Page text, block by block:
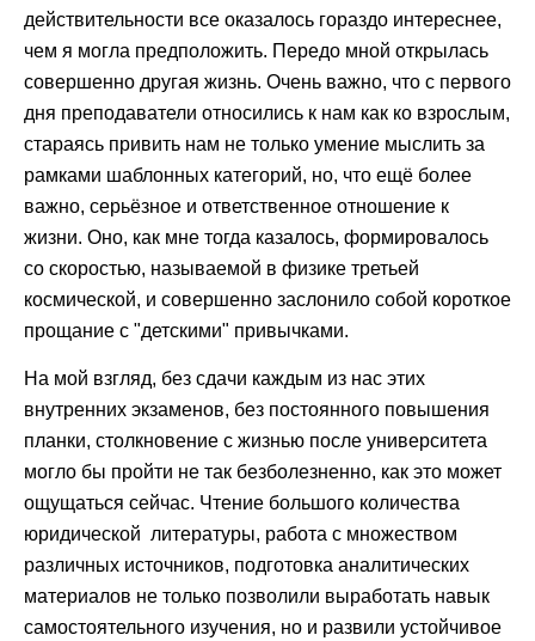
действительности все оказалось гораздо интереснее,
чем я могла предположить. Передо мной открылась
совершенно другая жизнь. Очень важно, что с первого
дня преподаватели относились к нам как ко взрослым,
стараясь привить нам не только умение мыслить за
рамками шаблонных категорий, но, что ещё более
важно, серьёзное и ответственное отношение к
жизни. Оно, как мне тогда казалось, формировалось
со скоростью, называемой в физике третьей
космической, и совершенно заслонило собой короткое
прощание с "детскими" привычками.
На мой взгляд, без сдачи каждым из нас этих
внутренних экзаменов, без постоянного повышения
планки, столкновение с жизнью после университета
могло бы пройти не так безболезненно, как это может
ощущаться сейчас. Чтение большого количества
юридической литературы, работа с множеством
различных источников, подготовка аналитических
материалов не только позволили выработать навык
самостоятельного изучения, но и развили устойчивое